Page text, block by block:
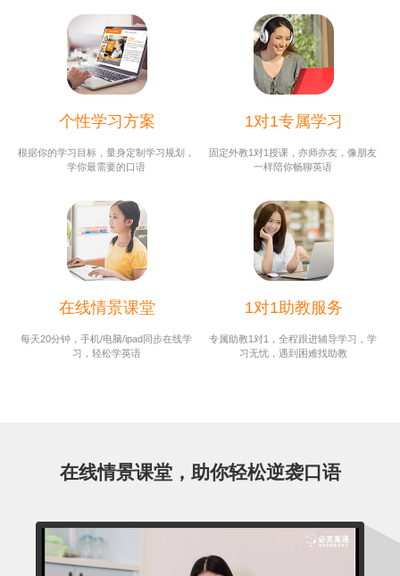
个性学习方案
根据你的学习目标，量身定制学习规划，
学你最需要的口语
1对1专属学习
固定外教1对1授课，亦师亦友，像朋友
一样陪你畅聊英语
在线情景课堂
每天20分钟，手机/电脑/ipad同步在线学
习，轻松学英语
1对1助教服务
专属助教1对1，全程跟进辅导学习，学
习无忧，遇到困难找助教
在线情景课堂， 助你轻松逆袭口语